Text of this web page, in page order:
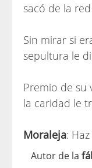
sacó de la
Sin mirar si
sepultura le
Premio de su
la caridad le
Moraleja:
Autor de la